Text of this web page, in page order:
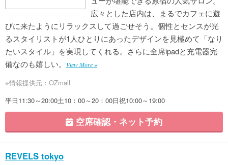
広々とした店内は、まるでカフェに遊
びに来たようにリラックスして過ごせそう。個性とセンスが光
るスタイリストが1人ひとりにあったデザインを見極めて「なり
たいスタイル」を実現してくれる。さらに全席ipadと充電器完
備なのも嬉しい。
View More »
※情報提供元：OZmall
平日11:30～20:00土10：00～20：00日祝10:00～19:00
空席確認・ネット予約
REVELS tokyo